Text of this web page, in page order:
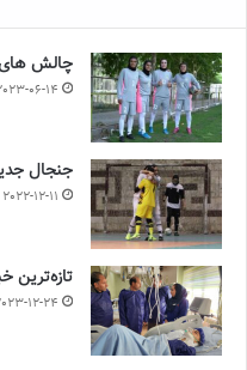
چالش هاى
06-14
جنجال
2022-12-11
تازه‌ترین خبرها از
12-24